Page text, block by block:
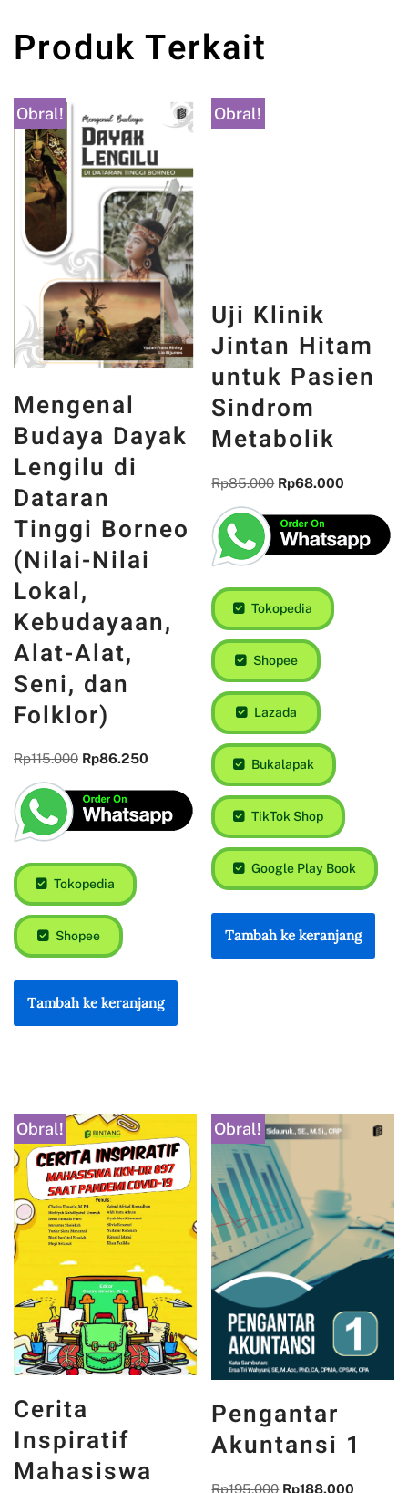
Produk Terkait
Obral!
Mengenal
Budaya Dayak
Lengilu di
Dataran
Tinggi Borneo
(Nilai-Nilai
Lokal,
Kebudayaan,
Alat-Alat,
Seni, dan
Folklor)
Rp115.000 Rp86.250
Tokopedia
Shopee
Tambah ke keranjang
Obral!
Uji Klinik
Jintan Hitam
untuk Pasien
Sindrom
Metabolik
Rp85.000 Rp68.000
Tokopedia
Shopee
Lazada
Bukalapak
TikTok Shop
Google Play Book
Tambah ke keranjang
Obral!
Cerita
Inspiratif
Mahasiswa
Obral!
Pengantar
Akuntansi 1
Rp195.000 Rp188.000